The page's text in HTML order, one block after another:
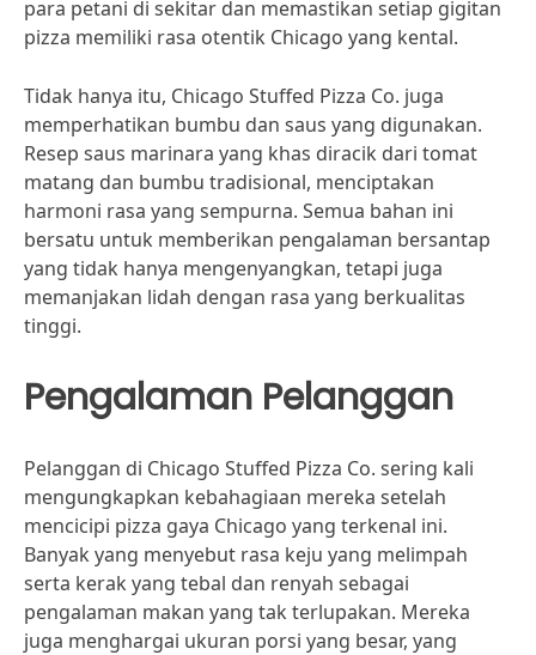
para petani di sekitar dan memastikan setiap gigitan
pizza memiliki rasa otentik Chicago yang kental.
Tidak hanya itu, Chicago Stuffed Pizza Co. juga
memperhatikan bumbu dan saus yang digunakan.
Resep saus marinara yang khas diracik dari tomat
matang dan bumbu tradisional, menciptakan
harmoni rasa yang sempurna. Semua bahan ini
bersatu untuk memberikan pengalaman bersantap
yang tidak hanya mengenyangkan, tetapi juga
memanjakan lidah dengan rasa yang berkualitas
tinggi.
Pengalaman Pelanggan
Pelanggan di Chicago Stuffed Pizza Co. sering kali
mengungkapkan kebahagiaan mereka setelah
mencicipi pizza gaya Chicago yang terkenal ini.
Banyak yang menyebut rasa keju yang melimpah
serta kerak yang tebal dan renyah sebagai
pengalaman makan yang tak terlupakan. Mereka
juga menghargai ukuran porsi yang besar, yang